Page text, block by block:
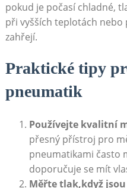
pokud je počasí chladné,
při vyšších teplotách nebo
zahřejí.
Praktické⁢ tipy⁢
pneumatik
Používejte kvalitní
přesný přístroj pro​
pneumatikami⁤ často
doporučuje‍ se mít
Měřte tlak,když